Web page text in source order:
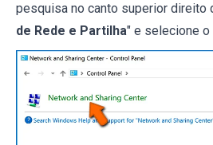
pesquisa no canto superior direito
de Rede e Partilha" e selecione